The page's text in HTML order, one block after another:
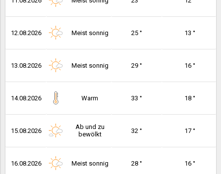
12.08.2026 Meist sonnig 25 ° 13 °
13.08.2026 Meist sonnig 29 ° 16 °
14.08.2026 Warm 33 ° 18 °
15.08.2026
Ab und zu
bewölkt
32 ° 17 °
16.08.2026 Meist sonnig 28 ° 16 °